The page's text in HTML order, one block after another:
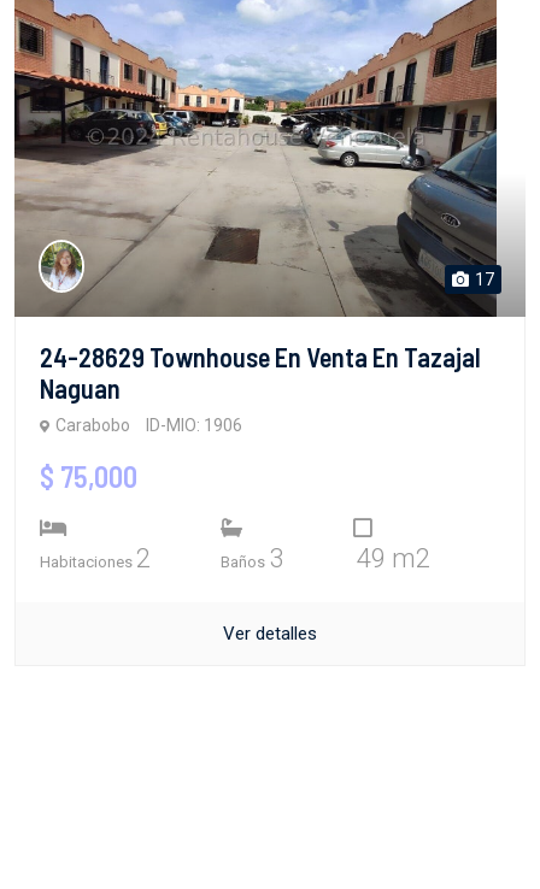
17
24-28629 Townhouse En Venta En Tazajal
Naguan
Carabobo ID-MIO: 1906
$ 75,000
Habitaciones 2 Baños 3 49 m2
Ver detalles